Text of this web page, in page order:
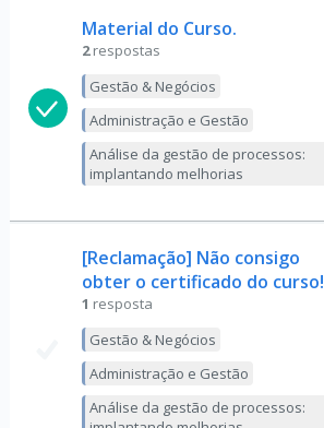
Material do Curso.
2 respostas
Gestão & Negócios
Administração e Gestão
Análise da gestão de processos:
implantando melhorias
[Reclamação] Não consigo
obter o certificado do curso!
1 resposta
Gestão & Negócios
Administração e Gestão
Análise da gestão de processos: